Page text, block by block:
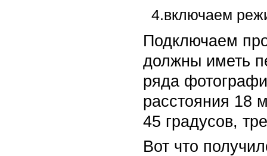
4.включаем
Подключаем
должны иметь
ряда
расстояния 18
45 градусов,
Вот что